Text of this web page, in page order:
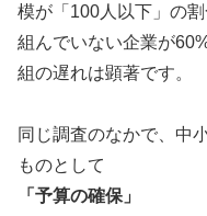
模が「100人以下」の
組んでいない企業が
組の遅れは顕著です。
同じ調査のなかで、中
ものとして
「予算の確保」